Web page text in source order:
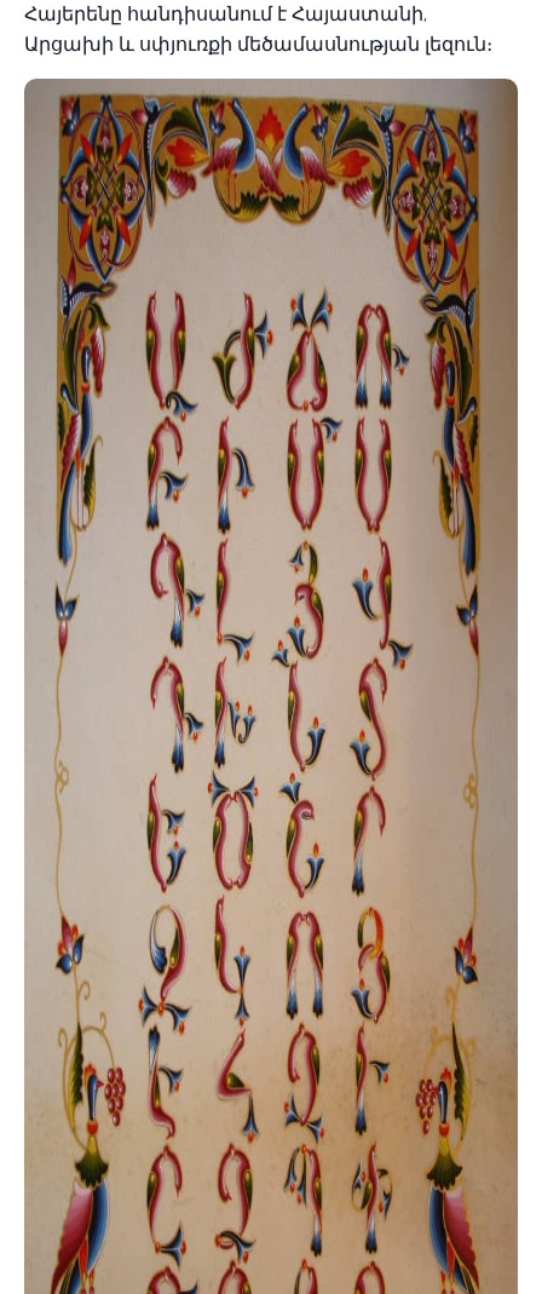
Հայերենը հանդիսանում է Հայաստանի,
Արցախի և սփյուռքի մեծամասնության լեզուն։